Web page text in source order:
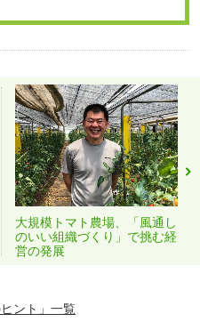
大規模トマト農場、「風通し
のいい組織づくり」で挑む経
営の発展
ント」